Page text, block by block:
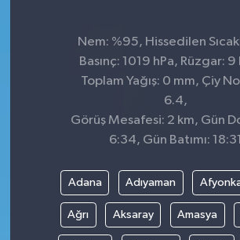
Nem: %95, Hissedilen
Basınç: 1019 hPa, Rüzgar:
Toplam Yağış: 0 mm, Çiy
6.4,
Görüş Mesafesi: 2 km, Gün
6:34, Gün Batımı: 18:31
Adana Adıyaman
Ağrı Aksaray Amasya